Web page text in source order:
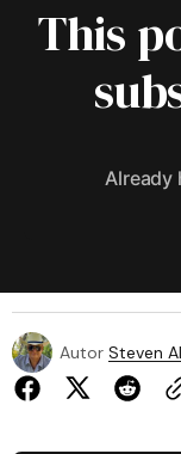
This
Already
Autor Steven